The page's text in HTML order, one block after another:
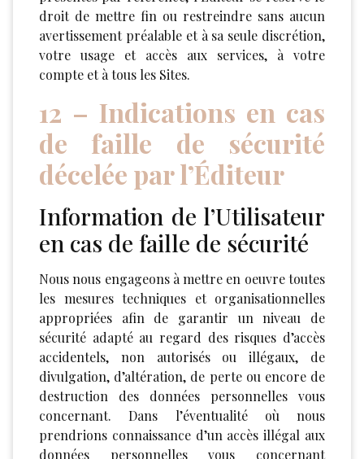
droit de mettre fin ou restreindre sans aucun
avertissement préalable et à sa seule discrétion,
votre usage et accès aux services, à votre
compte et à tous les Sites.
12 – Indications en cas
de faille de sécurité
décelée par l’Éditeur
Information de l’Utilisateur
en cas de faille de sécurité
Nous nous engageons à mettre en oeuvre toutes
les mesures techniques et organisationnelles
appropriées afin de garantir un niveau de
sécurité adapté au regard des risques d’accès
accidentels, non autorisés ou illégaux, de
divulgation, d’altération, de perte ou encore de
destruction des données personnelles vous
concernant. Dans l’éventualité où nous
prendrions connaissance d’un accès illégal aux
données personnelles vous concernant